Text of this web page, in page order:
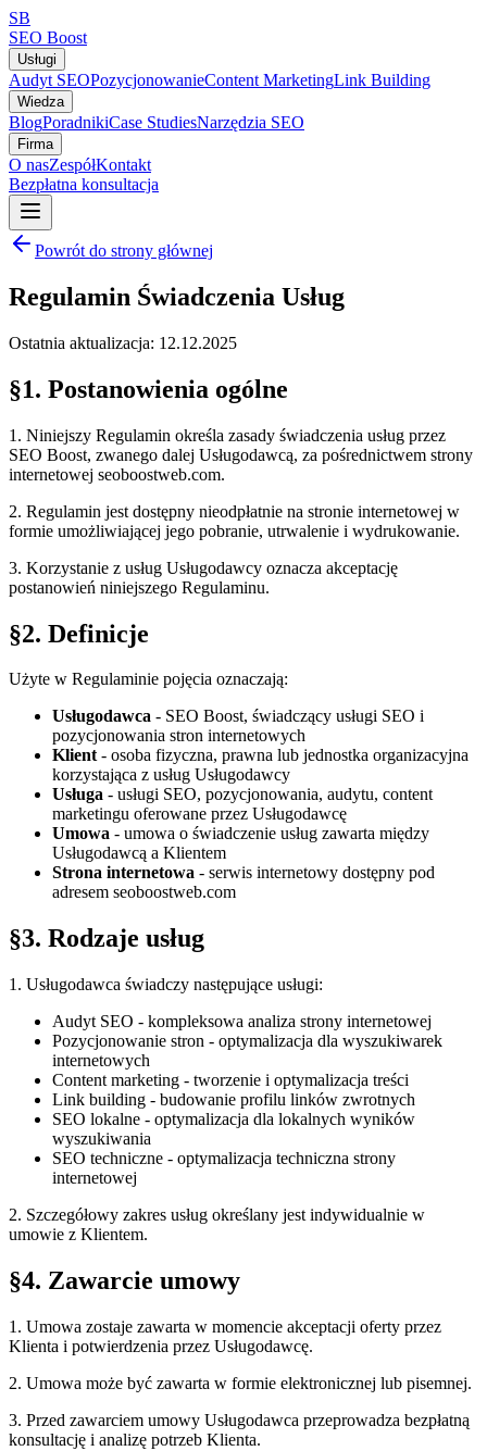
SB
SEO Boost
Usługi
Audyt SEOPozycjonowanieContent MarketingLink Building
Wiedza
BlogPoradnikiCase StudiesNarzędzia SEO
Firma
O nasZespółKontakt
Bezpłatna konsultacja
Powrót do strony głównej
Regulamin Świadczenia Usług
Ostatnia aktualizacja: 12.12.2025
§1. Postanowienia ogólne
1. Niniejszy Regulamin określa zasady świadczenia usług przez
SEO Boost, zwanego dalej Usługodawcą, za pośrednictwem strony
internetowej seoboostweb.com.
2. Regulamin jest dostępny nieodpłatnie na stronie internetowej w
formie umożliwiającej jego pobranie, utrwalenie i wydrukowanie.
3. Korzystanie z usług Usługodawcy oznacza akceptację
postanowień niniejszego Regulaminu.
§2. Definicje
Użyte w Regulaminie pojęcia oznaczają:
Usługodawca - SEO Boost, świadczący usługi SEO i
pozycjonowania stron internetowych
Klient- osoba fizyczna, prawna lub jednostka organizacyjna
korzystająca z usług Usługodawcy
Usługa - usługi SEO, pozycjonowania, audytu, content
marketingu oferowane przez Usługodawcę
Umowa - umowa o świadczenie usług zawarta między
Usługodawcą a Klientem
Strona internetowa - serwis internetowy dostępny pod
adresem seoboostweb.com
§3. Rodzaje usług
1. Usługodawca świadczy następujące usługi:
Audyt SEO - kompleksowa analiza strony internetowej
Pozycjonowanie stron - optymalizacja dla wyszukiwarek
internetowych
Content marketing - tworzenie i optymalizacja treści
Link building - budowanie profilu linków zwrotnych
SEO lokalne - optymalizacja dla lokalnych wyników
wyszukiwania
SEO techniczne - optymalizacja techniczna strony
internetowej
2. Szczegółowy zakres usług określany jest indywidualnie w
umowie z Klientem.
§4. Zawarcie umowy
1. Umowa zostaje zawarta w momencie akceptacji oferty przez
Klienta i potwierdzenia przez Usługodawcę.
2. Umowa może być zawarta w formie elektronicznej lub pisemnej.
3. Przed zawarciem umowy Usługodawca przeprowadza bezpłatną
konsultację i analizę potrzeb Klienta.